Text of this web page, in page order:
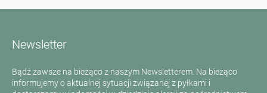
Newsletter
Bądź zawsze na bieżąco z naszym Newsletterem. Na bieżąco
informujemy o aktualnej sytuacji związanej z pyłkami i